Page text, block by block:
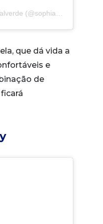
(@sophiavalverde) on
que dá vida a
e
de